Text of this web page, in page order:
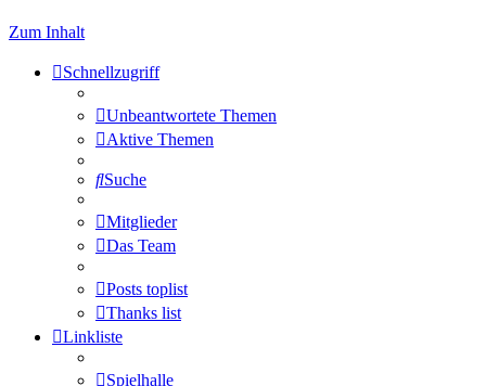
Zum Inhalt
Schnellzugriff
Unbeantwortete Themen
Aktive Themen
Suche
Mitglieder
Das Team
Posts toplist
Thanks list
Linkliste
Spielhalle